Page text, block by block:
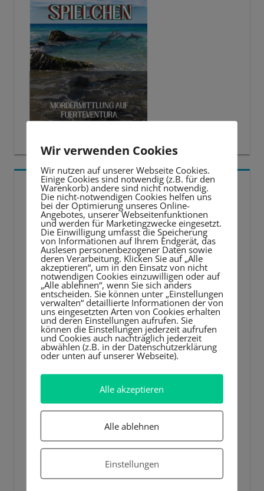
5 BESTE LERNTIPPS
Video-
Player
Wir verwenden Cookies
Wir nutzen auf unserer Webseite Cookies.
Einige Cookies sind notwendig (z.B. für den
Warenkorb) andere sind nicht notwendig.
Die nicht-notwendigen Cookies helfen uns
bei der Optimierung unseres Online-
Angebotes, unserer Webseitenfunktionen
und werden für Marketingzwecke eingesetzt.
Die Einwilligung umfasst die Speicherung
von Informationen auf Ihrem Endgerät, das
Auslesen personenbezogener Daten sowie
deren Verarbeitung. Klicken Sie auf „Alle
akzeptieren“, um in den Einsatz von nicht
notwendigen Cookies einzuwilligen oder auf
„Alle ablehnen“, wenn Sie sich anders
entscheiden. Sie können unter „Einstellungen
verwalten“ detaillierte Informationen der von
uns eingesetzten Arten von Cookies erhalten
und deren Einstellungen aufrufen. Sie
können die Einstellungen jederzeit aufrufen
und Cookies auch nachträglich jederzeit
abwählen (z.B. in der Datenschutzerklärung
oder unten auf unserer Webseite).
Alle akzeptieren
Alle ablehnen
Einstellungen